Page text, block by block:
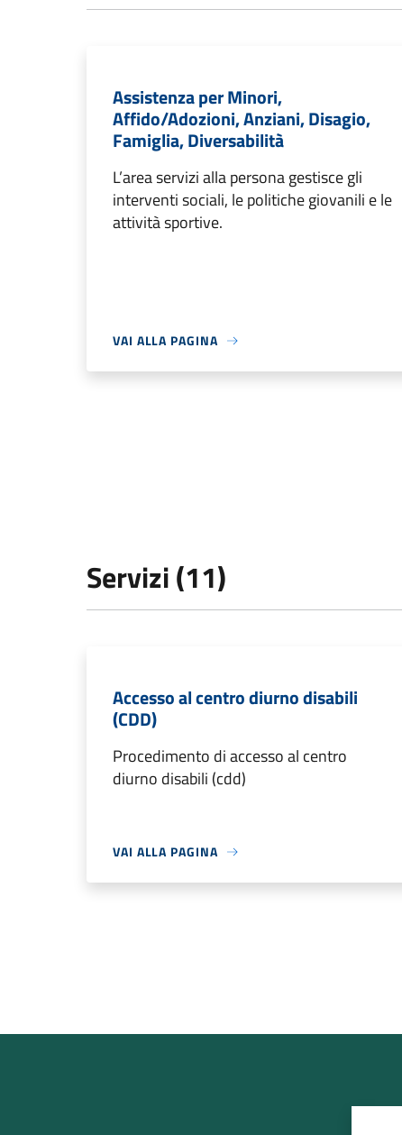
Assistenza per Minori,
Affido/Adozioni, Anziani, Disagio,
Famiglia, Diversabilità
L’area servizi alla persona gestisce gli
interventi sociali, le politiche giovanili e le
attività sportive.
VAI ALLA PAGINA
Servizi (11)
Accesso al centro diurno disabili
(CDD)
Procedimento di accesso al centro
diurno disabili (cdd)
VAI ALLA PAGINA